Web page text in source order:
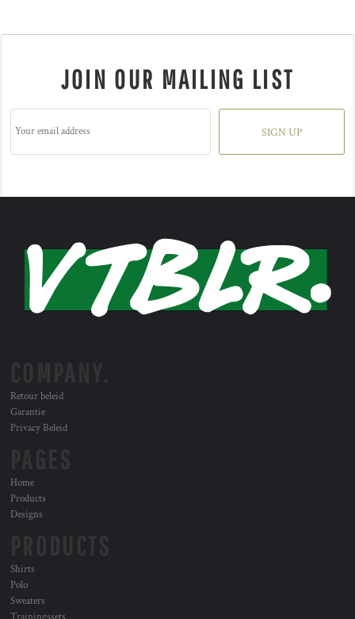
JOIN OUR MAILING LIST
SIGN UP
Retour beleid
Garantie
Privacy Beleid
Home
Products
Designs
Shirts
Polo
Sweaters